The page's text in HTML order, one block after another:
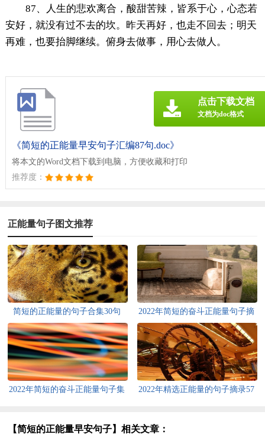
87、人生的悲欢离合，酸甜苦辣，皆系于心，心态若
安好，就没有过不去的坎。昨天再好，也走不回去；明天
再难，也要抬脚继续。俯身去做事，用心去做人。
《简短的正能量早安句子汇编87句.doc》
将本文的Word文档下载到电脑，方便收藏和打印
推荐度：
点击下载文档
文档为doc格式
正能量句子图文推荐
简短的正能量的句子合集30句
2022年简短的奋斗正能量句子摘
录45条
2022年简短的奋斗正能量句子集
2022年精选正能量的句子摘录57
【简短的正能量早安句子】相关文章：